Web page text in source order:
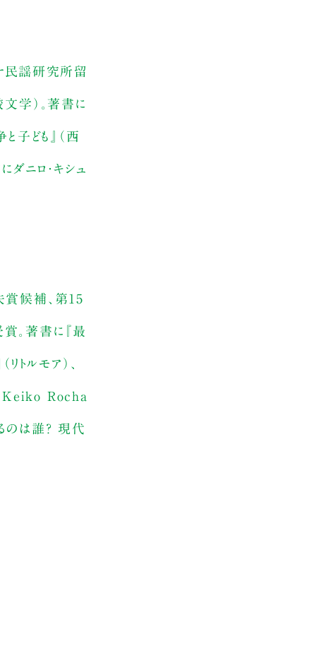
民謡研究所留
学）。著書に
子ども』（西
ダニロ・キシュ
賞候補、第15
賞。著書に『最
トルモア）、
Keiko Rocha
のは誰? 現代